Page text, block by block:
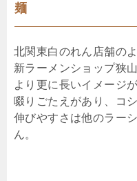
麺
北関東白のれん店舗の
新ラーメンショップ狭
より更に長いイメージ
啜りごたえがあり、コ
伸びやすさは他のラー
ん。